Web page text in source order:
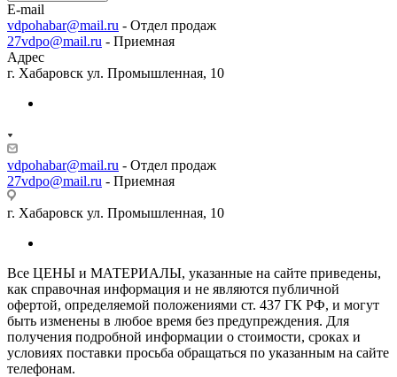
E-mail
vdpohabar@mail.ru - Отдел продаж
27vdpo@mail.ru - Приемная
Адрес
г. Хабаровск ул. Промышленная, 10
vdpohabar@mail.ru - Отдел продаж
27vdpo@mail.ru - Приемная
г. Хабаровск ул. Промышленная, 10
Все ЦЕНЫ и МАТЕРИАЛЫ, указанные на сайте приведены,
как справочная информация и не являются публичной
офертой, определяемой положениями ст. 437 ГК РФ, и могут
быть изменены в любое время без предупреждения. Для
получения подробной информации о стоимости, сроках и
условиях поставки просьба обращаться по указанным на сайте
телефонам.